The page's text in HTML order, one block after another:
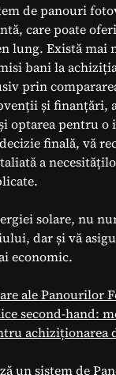
de panouri
care poate
lung. Există mai
bani la
prin
și finanțări,
optarea pentru o
finală, vă
a
solare, nu
dar și vă
economic.
ale Panourilor
second-hand:
achiziționarea
un sistem de